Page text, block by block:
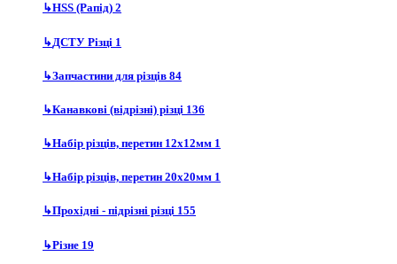
↳HSS (Рапід) 2
↳ДСТУ Різці 1
↳Запчастини для різців 84
↳Канавкові (відрізні) різці 136
↳Набір різців, перетин 12х12мм 1
↳Набір різців, перетин 20х20мм 1
↳Прохідні - підрізні різці 155
↳Різне 19